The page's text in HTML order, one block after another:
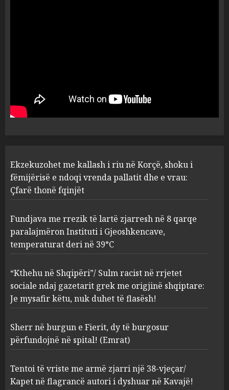
1
ndoqi vrenda pallatit dhe e
vrau: Çfarë thonë fqinjët
AUGUST 8, 2026
2
zjarresh në 8 qarqe
paralajmëron Instituti i
deri në 39°C
“Kthehu në Shqipëri”/ Sulm
racist në rrjetet sociale ndaj
gazetarit grek me origjinë
shqiptare: Je mysafir këtu,
nuk duhet të flasësh!
AUGUST 8, 2026
burgosur përfundojnë në
spital! (Emrat)
AUGUST 8, 2026
Ekzekuzohet me kallash i riu në Korçë, shoku i
fëmijërisë e ndoqi vrenda pallatit dhe e vrau:
Çfarë thonë fqinjët
Fundjava me rrezik të lartë zjarresh në 8 qarqe
paralajmëron Instituti i Gjeoshkencave,
temperaturat deri në 39°C
“Kthehu në Shqipëri”/ Sulm racist në rrjetet
sociale ndaj gazetarit grek me origjinë shqiptare:
Je mysafir këtu, nuk duhet të flasësh!
Sherr në burgun e Fierit, dy të burgosur
përfundojnë në spital! (Emrat)
Tentoi të vriste me armë zjarri një 38-vjeçar/
Kapet në flagrancë autori i dyshuar në Kavajë!